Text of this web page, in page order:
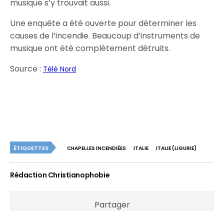
musique s’y trouvait aussi.
Une enquête a été ouverte pour déterminer les
causes de l’incendie. Beaucoup d’instruments de
musique ont été complètement détruits.
Source : Télé Nord
ÉTIQUETTES CHAPELLES INCENDIÉES ITALIE ITALIE (LIGURIE)
Rédaction Christianophobie
Partager